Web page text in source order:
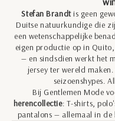
Stefan Brandtis geen
Duitse natuurkundige die
een wetenschappelijke
eigen productie op in
— en sindsdien werkt het
jersey ter wereld
seizoenshypes.
Bij Gentlemen Mode
herencollectie: T-shirts,
pantalons — allemaal in de